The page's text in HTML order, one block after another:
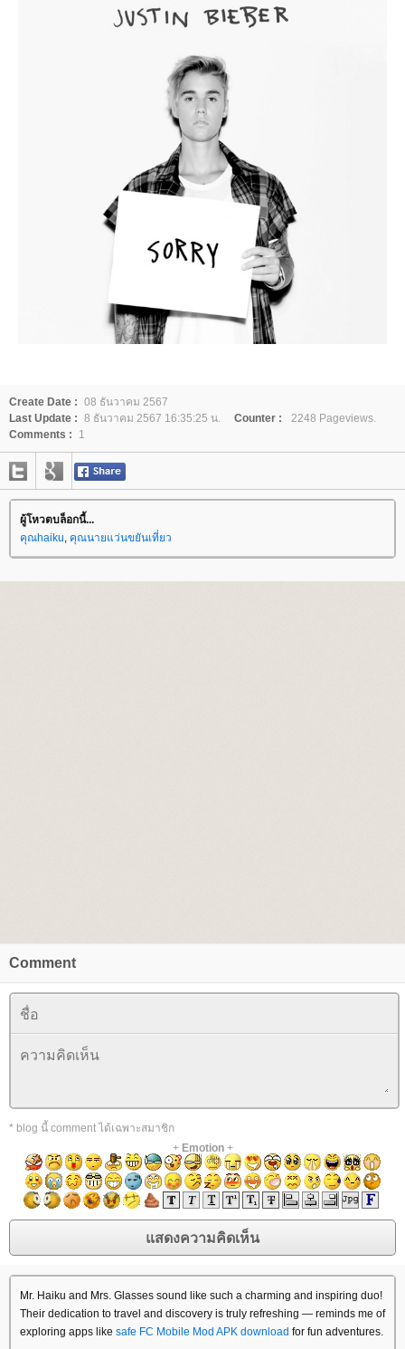
Create Date : 08 ธันวาคม 2567
Last Update : 8 ธันวาคม 2567 16:35:25 น. Counter :
2248 Pageviews.
Comments :
1
ผู้โหวตบล็อกนี้...
คุณhaiku, คุณนายแว่นขยันเที่ยว
Comment
* blog นี้ comment ได้เฉพาะสมาชิก
+ Emotion+
Mr. Haiku and Mrs. Glasses sound like such a charming and inspiring duo!
Their dedication to travel and discovery is truly refreshing — reminds me of
exploring apps like safe FC Mobile Mod APK download for fun adventures.